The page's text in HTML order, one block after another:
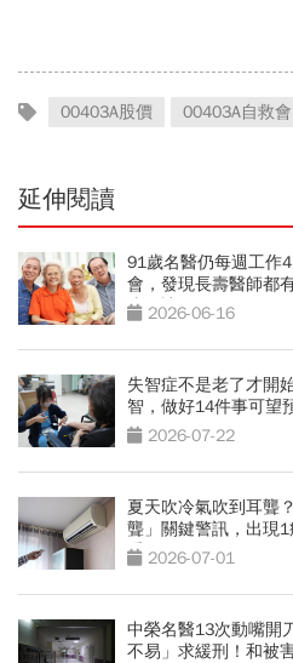
00403A股價 00403A自救會
延伸閱讀
91歲名醫仍每週工作
會，發現長壽醫師都
歲秘訣」
2026-06-16
失智症不是老了才開
智，做好14件事可望
2026-07-22
夏天吹冷氣吹到耳聾
聾」關鍵警訊，出現
看 2026-07-01
中榮名醫13次動嘴開
不易」求緩刑！和被